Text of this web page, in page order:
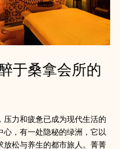
于桑拿会所的
力和疲惫已成为现代生活的
，有一处隐秘的绿洲，它以
松与养生的都市旅人。菁菁